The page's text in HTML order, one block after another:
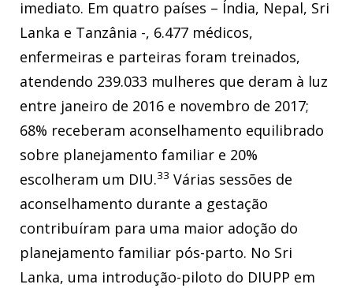
imediato. Em quatro países – Índia, Nepal, Sri
Lanka e Tanzânia -, 6.477 médicos,
enfermeiras e parteiras foram treinados,
atendendo 239.033 mulheres que deram à luz
entre janeiro de 2016 e novembro de 2017;
68% receberam aconselhamento equilibrado
sobre planejamento familiar e 20%
escolheram um DIU.33 Várias sessões de
aconselhamento durante a gestação
contribuíram para uma maior adoção do
planejamento familiar pós-parto. No Sri
Lanka, uma introdução-piloto do DIUPP em